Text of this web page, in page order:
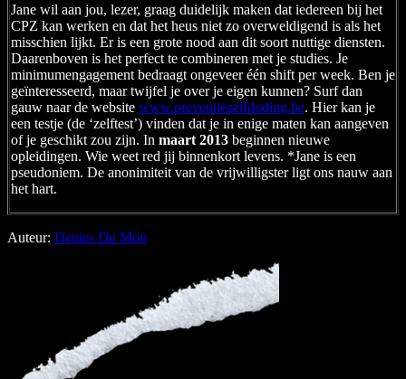
Jane wil aan jou, lezer, graag duidelijk maken dat iedereen bij het
CPZ kan werken en dat het heus niet zo overweldigend is als het
misschien lijkt. Er is een grote nood aan dit soort nuttige diensten.
Daarenboven is het perfect te combineren met je studies. Je
minimumengagement bedraagt ongeveer één shift per week. Ben je
geïnteresseerd, maar twijfel je over je eigen kunnen? Surf dan
gauw naar de website www.preventiezelfdoding.be. Hier kan je
een testje (de ‘zelftest’) vinden dat je in enige maten kan aangeven
of je geschikt zou zijn. In maart 2013 beginnen nieuwe
opleidingen. Wie weet red jij binnenkort levens. *Jane is een
pseudoniem. De anonimiteit van de vrijwilligster ligt ons nauw aan
het hart.
Auteur: Denies Du Mon